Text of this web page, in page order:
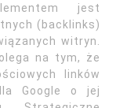
jest
(backlinks)
witryn.
na tym, że
linków
Google o jej